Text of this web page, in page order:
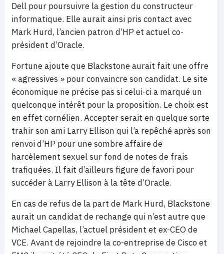
Dell pour poursuivre la gestion du constructeur
informatique. Elle aurait ainsi pris contact avec
Mark Hurd, l’ancien patron d’HP et actuel co-
président d’Oracle.
Fortune ajoute que Blackstone aurait fait une offre
« agressives » pour convaincre son candidat. Le site
économique ne précise pas si celui-ci a marqué un
quelconque intérêt pour la proposition. Le choix est
en effet cornélien. Accepter serait en quelque sorte
trahir son ami Larry Ellison qui l’a repêché après son
renvoi d’HP pour une sombre affaire de
harcèlement sexuel sur fond de notes de frais
trafiquées. Il fait d’ailleurs figure de favori pour
succéder à Larry Ellison à la tête d’Oracle.
En cas de refus de la part de Mark Hurd, Blackstone
aurait un candidat de rechange qui n’est autre que
Michael Capellas, l’actuel président et ex-CEO de
VCE. Avant de rejoindre la co-entreprise de Cisco et